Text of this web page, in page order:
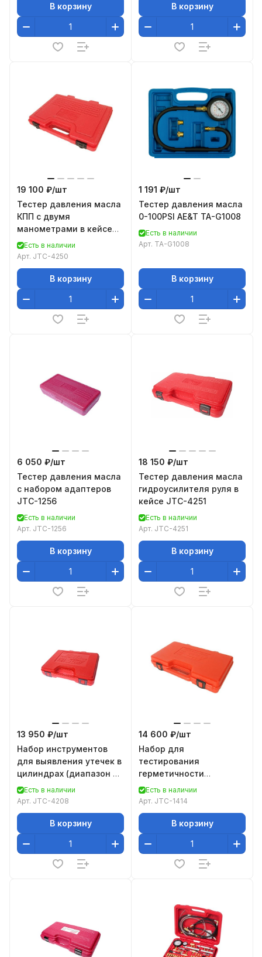
В корзину В корзину
19 100 ₽/шт
Тестер давления масла
КПП с двумя
манометрами в кейсе
JTC-4250
Есть в наличии
Арт. JTC-4250
В корзину
1 191 ₽/шт
Тестер давления масла
0-100PSI AE&T TA-G1008
Есть в наличии
Арт. TA-G1008
В корзину
6 050 ₽/шт
Тестер давления масла
с набором адаптеров
JTC-1256
Есть в наличии
Арт. JTC-1256
В корзину
18 150 ₽/шт
Тестер давления масла
гидроусилителя руля в
кейсе JTC-4251
Есть в наличии
Арт. JTC-4251
В корзину
13 950 ₽/шт
Набор инструментов
для выявления утечек в
цилиндрах (диапазон 0-
100PSI) в кейсе JTC-
4208
Есть в наличии
Арт. JTC-4208
В корзину
14 600 ₽/шт
Набор для
тестирования
герметичности
охладительной системы
7шт в кейсе JTC-1414
Есть в наличии
Арт. JTC-1414
В корзину